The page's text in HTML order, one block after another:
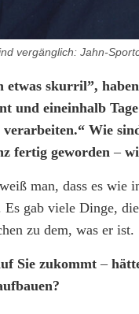
vergänglich: Jahn-
skurril”,
und eineinhalb
verarbeiten.“ Wie
fertig geworden –
man, dass es wie
gab viele Dinge,
zu dem, was er ist.
Sie zukommt –